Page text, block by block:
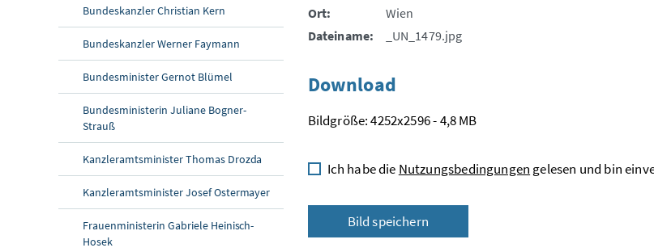
Bundeskanzler Christian Kern
Bundeskanzler Werner Faymann
Bundesminister Gernot Blümel
Bundesministerin Juliane Bogner-
Strauß
Kanzleramtsminister Thomas Drozda
Kanzleramtsminister Josef Ostermayer
Frauenministerin Gabriele Heinisch-
Hosek
Ort:
Wien
Dateiname:
_UN_1479.jpg
Download
Bildgröße: 4252x2596 - 4,8 MB
Ich habe die Nutzungsbedingungen gelesen und bin
Bild speichern